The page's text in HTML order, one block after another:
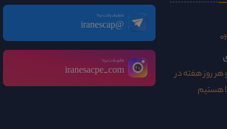
و هر روز هفته در
هستیم
تخفیف یادت نره!
@iranescap
فالو یادت نره!
iranesacpe_com